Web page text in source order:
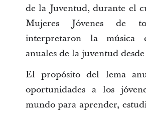
de la Juventud, durante el
Mujeres Jóvenes de
interpretaron la música
anuales de la juventud desde
El propósito del lema
oportunidades a los
mundo para aprender,